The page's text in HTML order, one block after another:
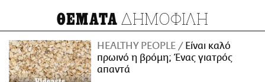
ΘΕΜΑΤΑ ΔΗΜΟΦΙΛΗ
HEALTHY PEOPLE
Είναι καλό
πρωινό η βρόμη; Ένας γιατρός
απαντά